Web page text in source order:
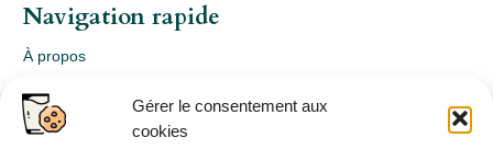
Gérer le consentement aux
cookies
Navigation rapide
À propos
Webshop
Nos produits
Conception